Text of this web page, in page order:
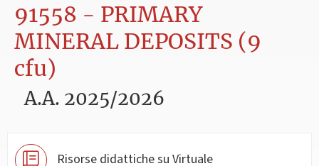
91558 - PRIMARY
MINERAL DEPOSITS (9
cfu)
A.A. 2025/2026
Risorse didattiche su Virtuale